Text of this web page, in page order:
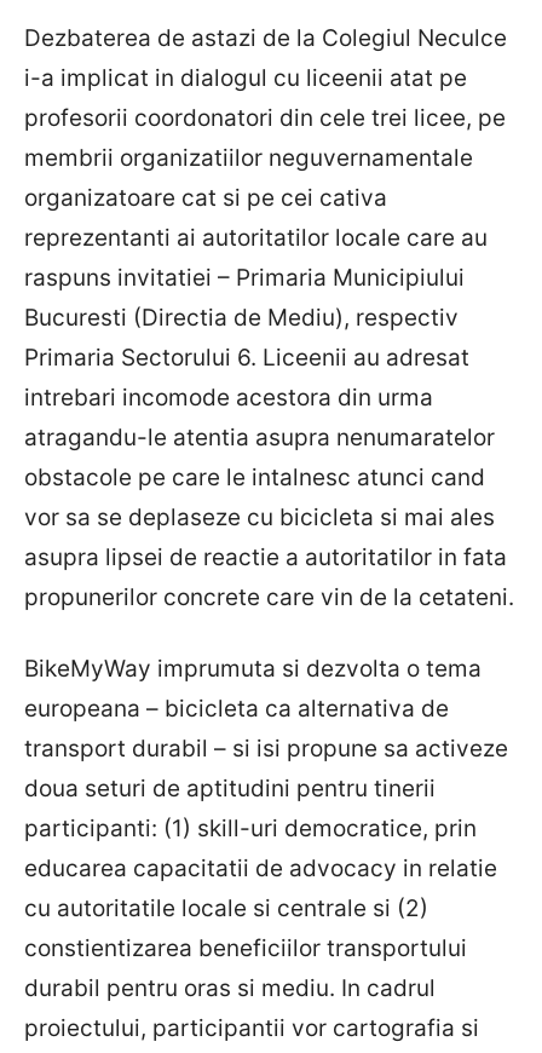
Dezbaterea de astazi de la Colegiul Neculce
i-a implicat in dialogul cu liceenii atat pe
profesorii coordonatori din cele trei licee, pe
membrii organizatiilor neguvernamentale
organizatoare cat si pe cei cativa
reprezentanti ai autoritatilor locale care au
raspuns invitatiei – Primaria Municipiului
Bucuresti (Directia de Mediu), respectiv
Primaria Sectorului 6. Liceenii au adresat
intrebari incomode acestora din urma
atragandu-le atentia asupra nenumaratelor
obstacole pe care le intalnesc atunci cand
vor sa se deplaseze cu bicicleta si mai ales
asupra lipsei de reactie a autoritatilor in fata
propunerilor concrete care vin de la cetateni.
BikeMyWay imprumuta si dezvolta o tema
europeana – bicicleta ca alternativa de
transport durabil – si isi propune sa activeze
doua seturi de aptitudini pentru tinerii
participanti: (1) skill-uri democratice, prin
educarea capacitatii de advocacy in relatie
cu autoritatile locale si centrale si (2)
constientizarea beneficiilor transportului
durabil pentru oras si mediu. In cadrul
proiectului, participantii vor cartografia si